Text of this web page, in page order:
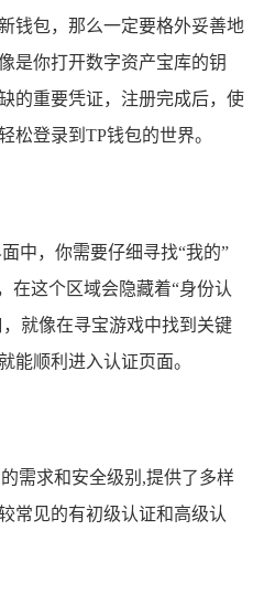
钱包，那么一定要格外妥善地
是你打开数字资产宝库的钥
的重要凭证，注册完成后，使
松登录到TP钱包的世界。
中，你需要仔细寻找“我的”
在这个区域会隐藏着“身份认
就像在寻宝游戏中找到关键
能顺利进入认证页面。
需求和安全级别,提供了多样
常见的有初级认证和高级认